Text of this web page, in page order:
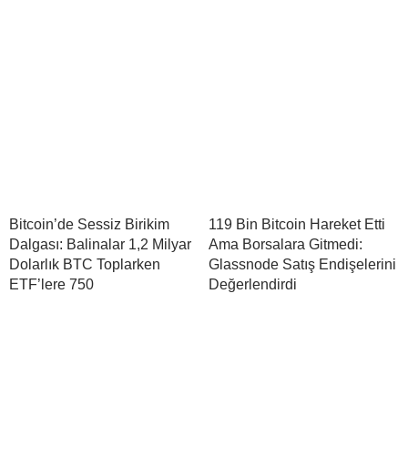
Bitcoin’de Sessiz Birikim
Dalgası: Balinalar 1,2 Milyar
Dolarlık BTC Toplarken
ETF’lere 750
119 Bin Bitcoin Hareket Etti
Ama Borsalara Gitmedi:
Glassnode Satış Endişelerini
Değerlendirdi